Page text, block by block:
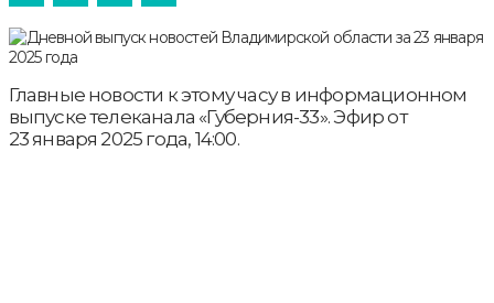
Главные новости к этому часу в информационном
выпуске телеканала «Губерния-33». Эфир от
23 января 2025 года, 14:00.